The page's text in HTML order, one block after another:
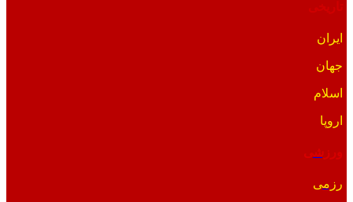
ایران
جهان
اسلام
اروپا
ورزشی
رزمی